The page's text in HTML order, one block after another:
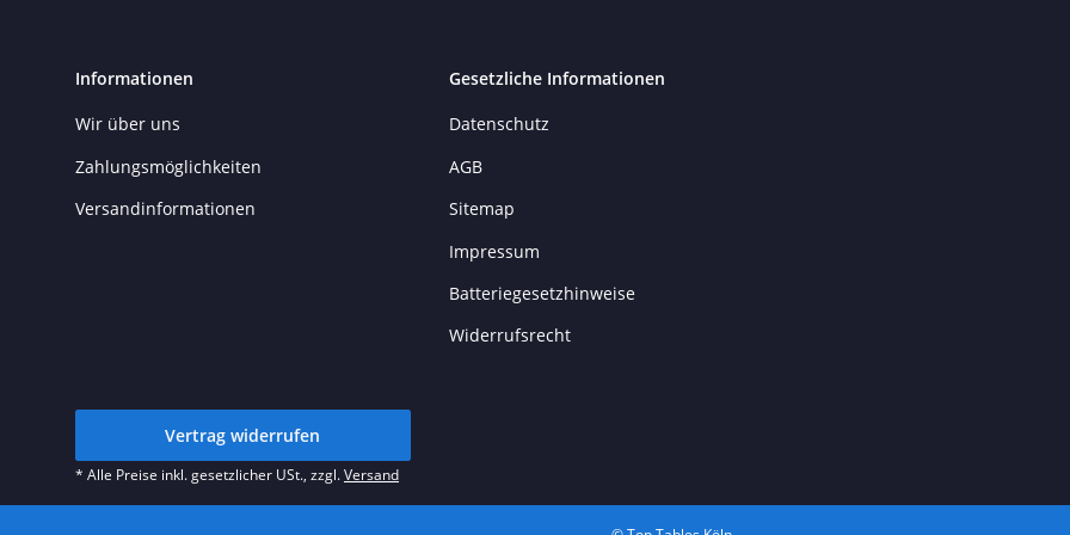
Informationen
Wir über uns
Zahlungsmöglichkeiten
Versandinformationen
Gesetzliche Informationen
Datenschutz
AGB
Sitemap
Impressum
Batteriegesetzhinweise
Widerrufsrecht
Vertrag widerrufen
* Alle Preise inkl. gesetzlicher USt., zzgl.Versand